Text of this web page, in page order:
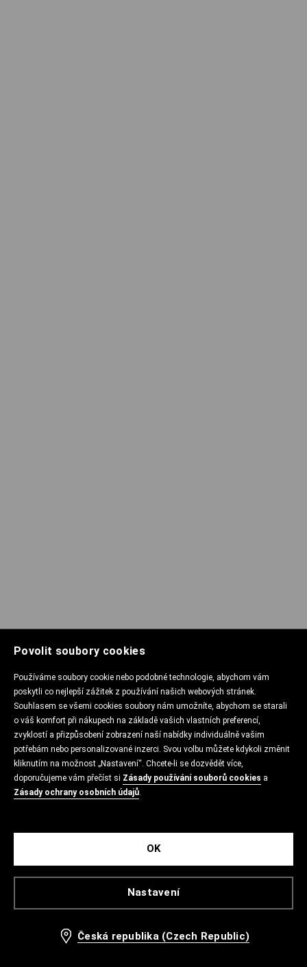
Povolit soubory cookies
Používáme soubory cookie nebo podobné technologie, abychom vám
poskytli co nejlepší zážitek z používání našich webových stránek.
Souhlasem se všemi cookies soubory nám umožníte, abychom se starali
o váš komfort při nákupech na základě vašich vlastních preferencí,
zvyklostí a přizpůsobení zobrazení naší nabídky individuálně vašim
potřebám nebo personalizované inzerci. Svou volbu můžete kdykoli změnit
kliknutím na možnost „Nastavení“. Chcete-li se dozvědět více,
doporučujeme vám přečíst si Zásady používání souborů cookies a
Zásady ochrany osobních údajů.
Nastavení
OK
Česká republika (Czech Republic)